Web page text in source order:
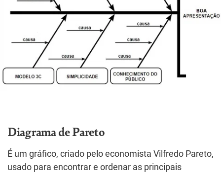
Diagrama de Pareto
É um gráfico, criado pelo economista Vilfredo Pareto,
usado para encontrar e ordenar as principais